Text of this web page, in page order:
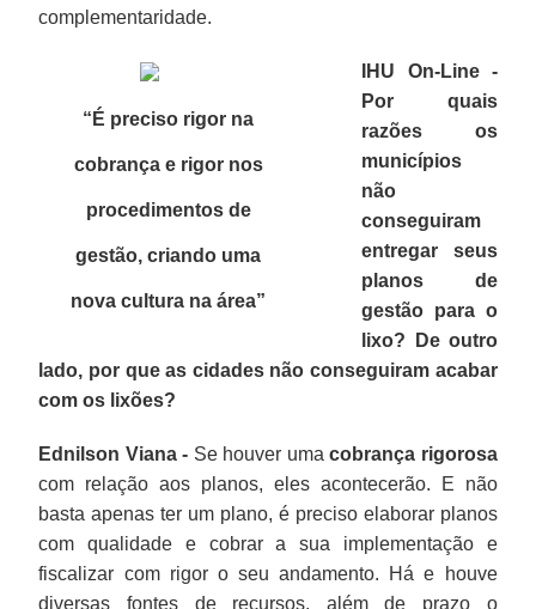
complementaridade.
“É preciso rigor na
cobrança e rigor nos
procedimentos de
gestão, criando uma
nova cultura na área”
IHU On-Line -
Por quais
razões os
municípios
não
conseguiram
entregar seus
planos de
gestão para o
lixo? De outro
lado, por que as cidades não conseguiram acabar
com os lixões?
Ednilson Viana - Se houver umacobrança rigorosa
com relação aos planos, eles acontecerão. E não
basta apenas ter um plano, é preciso elaborar planos
com qualidade e cobrar a sua implementação e
fiscalizar com rigor o seu andamento. Há e houve
diversas fontes de recursos, além de prazo o